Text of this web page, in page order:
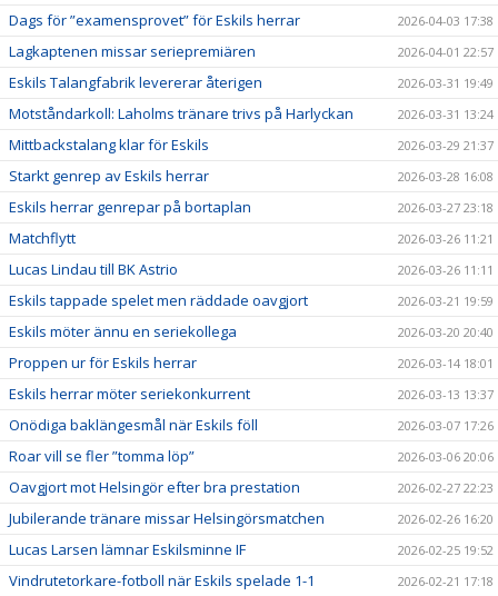
Dags för ”examensprovet” för Eskils herrar 2026-04-03 17:38
Lagkaptenen missar seriepremiären 2026-04-01 22:57
Eskils Talangfabrik levererar återigen 2026-03-31 19:49
Motståndarkoll: Laholms tränare trivs på Harlyckan 2026-03-31 13:24
Mittbackstalang klar för Eskils 2026-03-29 21:37
Starkt genrep av Eskils herrar 2026-03-28 16:08
Eskils herrar genrepar på bortaplan 2026-03-27 23:18
Matchflytt 2026-03-26 11:21
Lucas Lindau till BK Astrio 2026-03-26 11:11
Eskils tappade spelet men räddade oavgjort 2026-03-21 19:59
Eskils möter ännu en seriekollega 2026-03-20 20:40
Proppen ur för Eskils herrar 2026-03-14 18:01
Eskils herrar möter seriekonkurrent 2026-03-13 13:37
Onödiga baklängesmål när Eskils föll 2026-03-07 17:26
Roar vill se fler ”tomma löp” 2026-03-06 20:06
Oavgjort mot Helsingör efter bra prestation 2026-02-27 22:23
Jubilerande tränare missar Helsingörsmatchen 2026-02-26 16:20
Lucas Larsen lämnar Eskilsminne IF 2026-02-25 19:52
Vindrutetorkare-fotboll när Eskils spelade 1-1 2026-02-21 17:18